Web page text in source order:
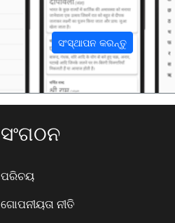
ସଂସ୍ଥାପନ କରନ୍ତୁ
ସଂଗଠନ
ପରିଚୟ
ଗୋପନୀୟତା ନୀତି